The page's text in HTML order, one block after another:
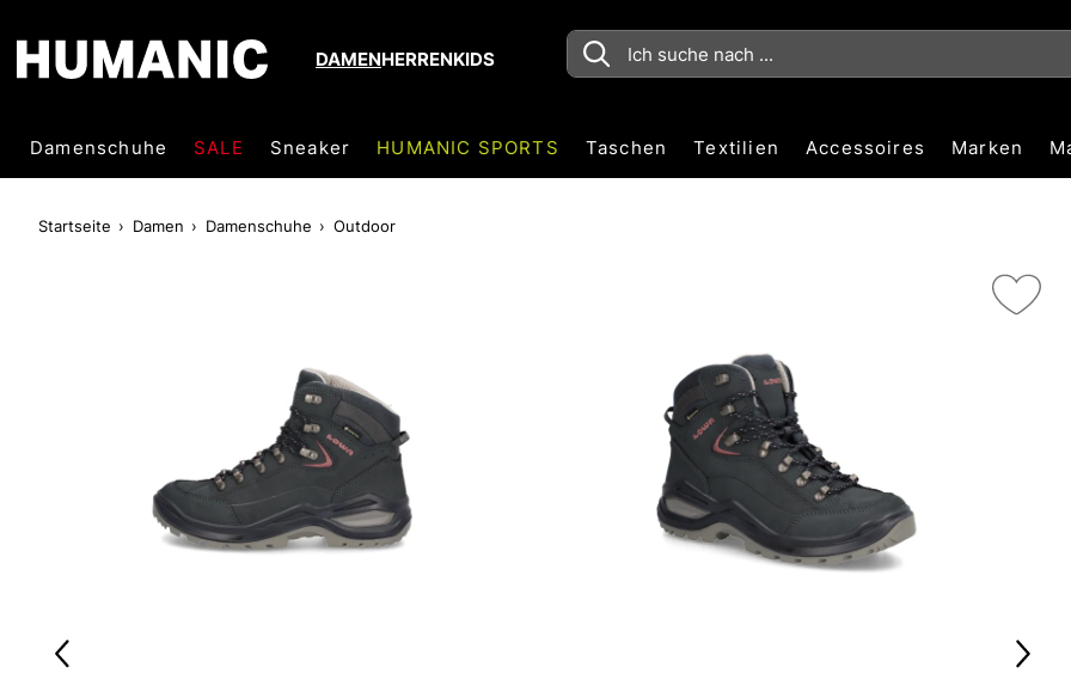
DAMENHERRENKIDS
Damenschuhe SALE Sneaker HUMANIC SPORTS Taschen Textilien Accessoires Marken
Startseite Damen Damenschuhe Outdoor